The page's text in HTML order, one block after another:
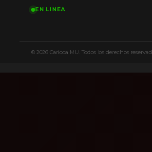
EN LINEA
© 2026 Carioca MU. Todos los derechos